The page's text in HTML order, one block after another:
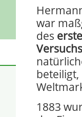
war
des
beteiligt,
1883